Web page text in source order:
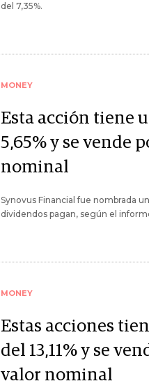
del 7,35%.
MONEY
Esta acción tiene
5,65% y se vende
nominal
Synovus Financial fue nombrada
dividendos pagan, según el
MONEY
Estas acciones
del 13,11% y se
valor nominal